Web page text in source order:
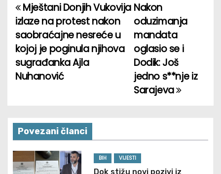
P
o
s
t
v
i
Nakon
oduzimanja
mandata
oglasio se i
Dodik: Još
jedno s**nje iz
Sarajeva
Mještani Donjih Vukovija
izlaze na protest nakon
saobraćajne nesreće u
kojoj je poginula njihova
sugrađanka Ajla
Nuhanović
Povezani članci
BIH VIJESTI
Dok stižu novi pozivi iz